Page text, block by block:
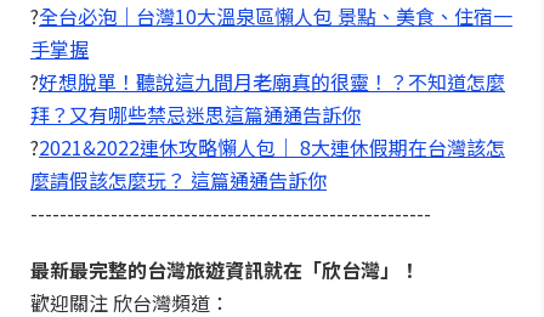
?全台必泡｜台灣10大溫泉區懶人包 景點、美食、住宿一
手掌握
?好想脫單！聽說這九間月老廟真的很靈！？不知道怎麼
拜？又有哪些禁忌迷思這篇通通告訴你
?2021&2022連休攻略懶人包｜ 8大連休假期在台灣該怎
麼請假該怎麼玩？ 這篇通通告訴你
-------------------------------------------------------
最新最完整的台灣旅遊資訊就在「欣台灣」！
歡迎關注 欣台灣頻道：